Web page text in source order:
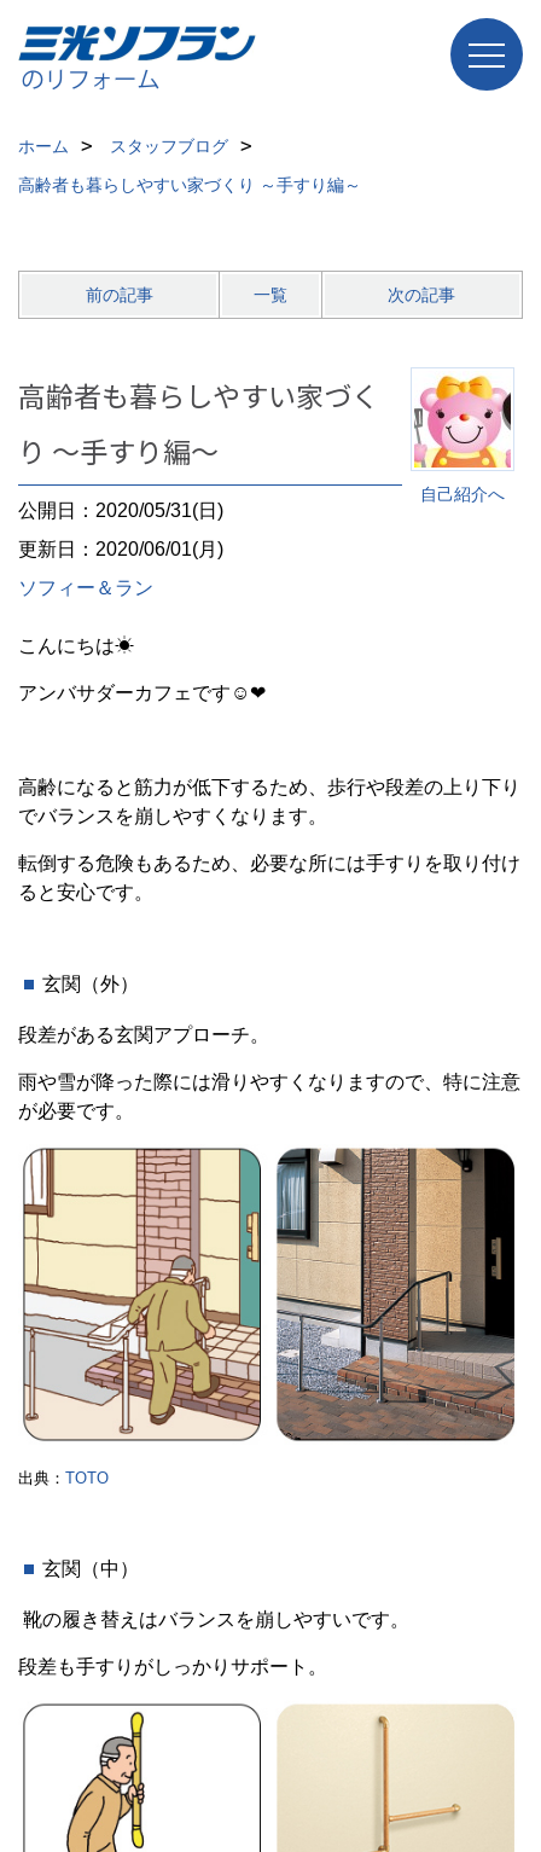
ホーム
スタッフブログ
高齢者も暮らしやすい家づくり ～手すり編～
前の記事 一覧 次の記事
自己紹介へ
高齢者も暮らしやすい家づく
り ～手すり編～
公開日：2020/05/31(日)
更新日：2020/06/01(月)
ソフィー＆ラン
こんにちは☀
アンバサダーカフェです☺❤
高齢になると筋力が低下するため、歩行や段差の上り下り
でバランスを崩しやすくなります。
転倒する危険もあるため、必要な所には手すりを取り付け
ると安心です。
玄関（外）
段差がある玄関アプローチ。
雨や雪が降った際には滑りやすくなりますので、特に注意
が必要です。
出典： TOTO
玄関（中）
靴の履き替えはバランスを崩しやすいです。
段差も手すりがしっかりサポート。